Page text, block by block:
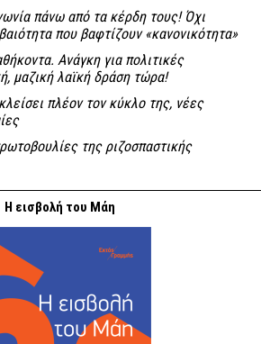
πάνω από τα κέρδη τους! Όχι
που βαφτίζουν «κανονικότητα»
Ανάγκη για πολιτικές
μαζική λαϊκή δράση τώρα!
πλέον τον κύκλο της, νέες
της ριζοσπαστικής
Η εισβολή του Μάη